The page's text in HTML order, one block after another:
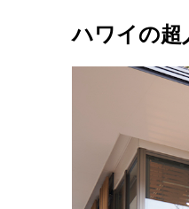
PROGRAM」が青
森・群馬・沖縄で始
食レポート
ハワイの超